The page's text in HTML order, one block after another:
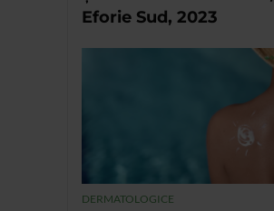
Eforie Sud, 2023
DERMATOLOGICE